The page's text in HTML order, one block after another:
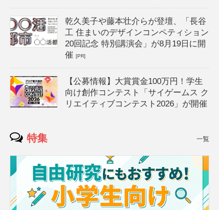
乾久美子や藤本壮介らが登壇、「長谷
工 住まいのデザインコンペティション
20回記念 特別講演会」が8月19日に開
催[PR]
【公募情報】大賞賞金100万円！学生
向け創作コンテスト「サイゲームス ク
リエイティブコンテスト2026」が開催
特集 一覧